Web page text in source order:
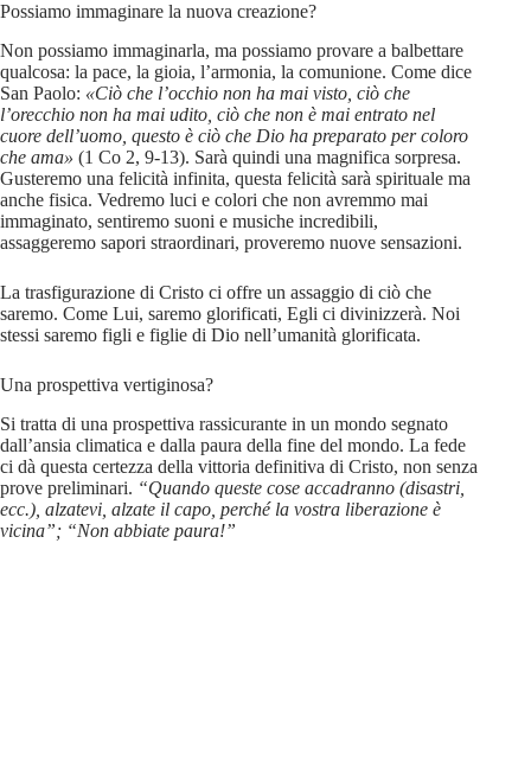
Possiamo immaginare la nuova creazione?
Non possiamo immaginarla, ma possiamo provare a balbettare
qualcosa: la pace, la gioia, l’armonia, la comunione. Come dice
San Paolo: «Ciò che l’occhio non ha mai visto, ciò che
l’orecchio non ha mai udito, ciò che non è mai entrato nel
cuore dell’uomo, questo è ciò che Dio ha preparato per coloro
che ama» (1 Co 2, 9-13). Sarà quindi una magnifica sorpresa.
Gusteremo una felicità infinita, questa felicità sarà spirituale ma
anche fisica. Vedremo luci e colori che non avremmo mai
immaginato, sentiremo suoni e musiche incredibili,
assaggeremo sapori straordinari, proveremo nuove sensazioni.
La trasfigurazione di Cristo ci offre un assaggio di ciò che
saremo. Come Lui, saremo glorificati, Egli ci divinizzerà. Noi
stessi saremo figli e figlie di Dio nell’umanità glorificata.
Una prospettiva vertiginosa?
Si tratta di una prospettiva rassicurante in un mondo segnato
dall’ansia climatica e dalla paura della fine del mondo. La fede
ci dà questa certezza della vittoria definitiva di Cristo, non senza
prove preliminari. “Quando queste cose accadranno (disastri,
ecc.), alzatevi, alzate il capo, perché la vostra liberazione è
vicina”; “Non abbiate paura!”